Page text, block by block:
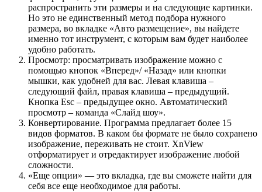
распространить эти размеры и на следующие картинки.
Но это не единственный метод подбора нужного
размера, во вкладке «Авто размещение», вы найдете
именно тот инструмент, с которым вам будет наиболее
удобно работать.
Просмотр: просматривать изображение можно с
помощью кнопок «Вперед»/ «Назад» или кнопки
мышки, как удобней для вас. Левая клавиша –
следующий файл, правая клавиша – предыдущий.
Кнопка Esc – предыдущее окно. Автоматический
просмотр – команда «Слайд шоу».
Конвертирование. Программа предлагает более 15
видов форматов. В каком бы формате не было сохранено
изображение, переживать не стоит. XnView
отформатирует и отредактирует изображение любой
сложности.
«Еще опции» — это вкладка, где вы сможете найти для
себя все еще необходимое для работы.